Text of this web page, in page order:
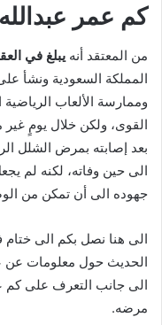
كم عمر
من المعتقد أنه يبلغ في
المملكة السعودية ونشأ
وممارسة الألعاب
القوى، ولكن خلال يومٍ غير
بعد إصابته بمرض الشلل
الى حين وفاته، لكنه لم
جهوده الى أن تمكن من
الى هنا نصل بكم الى ختام
الحديث حول معلومات عن
الى جانب التعرف على كم
مرضه.